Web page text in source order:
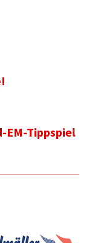
EM-Tippspiel